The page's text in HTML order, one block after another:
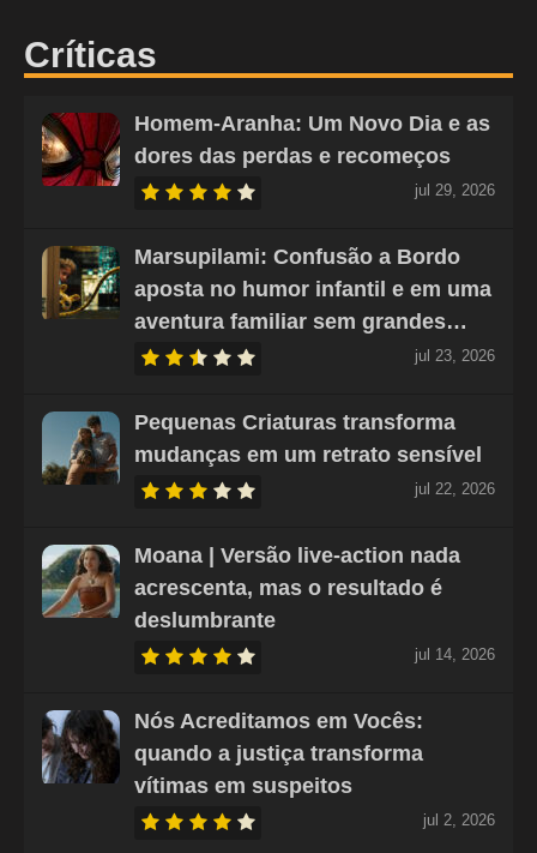
Críticas
Homem-Aranha: Um Novo Dia e as
dores das perdas e recomeços
jul 29, 2026
Marsupilami: Confusão a Bordo
aposta no humor infantil e em uma
aventura familiar sem grandes…
jul 23, 2026
Pequenas Criaturas transforma
mudanças em um retrato sensível
jul 22, 2026
Moana | Versão live-action nada
acrescenta, mas o resultado é
deslumbrante
jul 14, 2026
Nós Acreditamos em Vocês:
quando a justiça transforma
vítimas em suspeitos
jul 2, 2026